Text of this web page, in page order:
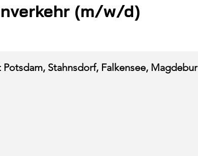
(m/w/d)
Potsdam, Stahnsdorf, Falkensee,